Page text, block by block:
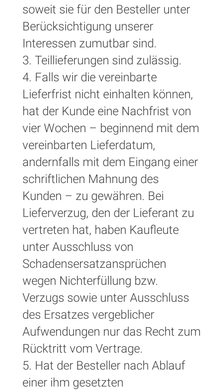
soweit sie für den Besteller unter
Berücksichtigung unserer
Interessen zumutbar sind.
3. Teillieferungen sind zulässig.
4. Falls wir die vereinbarte
Lieferfrist nicht einhalten können,
hat der Kunde eine Nachfrist von
vier Wochen – beginnend mit dem
vereinbarten Lieferdatum,
andernfalls mit dem Eingang einer
schriftlichen Mahnung des
Kunden – zu gewähren. Bei
Lieferverzug, den der Lieferant zu
vertreten hat, haben Kaufleute
unter Ausschluss von
Schadensersatzansprüchen
wegen Nichterfüllung bzw.
Verzugs sowie unter Ausschluss
des Ersatzes vergeblicher
Aufwendungen nur das Recht zum
Rücktritt vom Vertrage.
5. Hat der Besteller nach Ablauf
einer ihm gesetzten